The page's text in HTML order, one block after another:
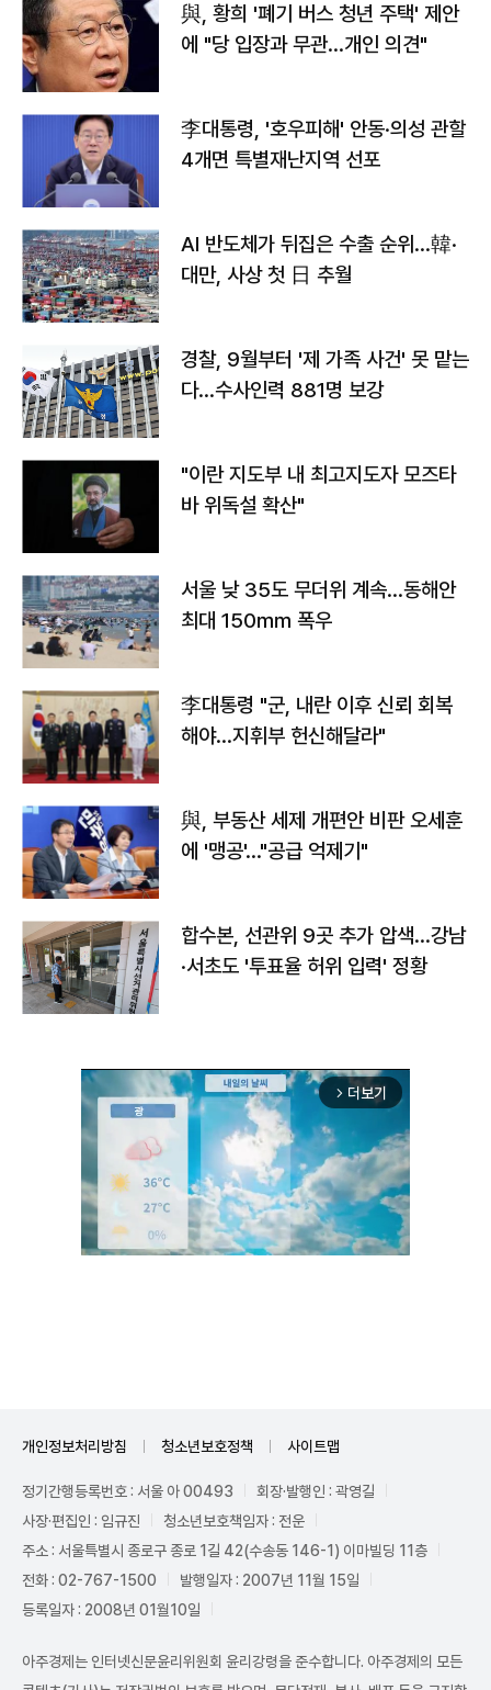
與, 황희 '폐기 버스 청년 주택' 제안
에 "당 입장과 무관…개인 의견"
李대통령, '호우피해' 안동·의성 관할
4개면 특별재난지역 선포
AI 반도체가 뒤집은 수출 순위…韓·
대만, 사상 첫 日 추월
경찰, 9월부터 '제 가족 사건' 못 맡는
다…수사인력 881명 보강
"이란 지도부 내 최고지도자 모즈타
바 위독설 확산"
서울 낮 35도 무더위 계속…동해안
최대 150㎜ 폭우
李대통령 "군, 내란 이후 신뢰 회복
해야…지휘부 헌신해달라"
與, 부동산 세제 개편안 비판 오세훈
에 '맹공'…"공급 억제기"
합수본, 선관위 9곳 추가 압색…강남
·서초도 '투표율 허위 입력' 정황
arrow_forward_ios 더보기
개인정보처리방침 청소년보호정책 사이트맵
정기간행등록번호 : 서울 아 00493
회장·발행인 : 곽영길
사장·편집인 : 임규진
청소년보호책임자 : 전운
주소 : 서울특별시 종로구 종로 1길 42(수송동 146-1) 이마빌딩 11층
전화 : 02-767-1500
발행일자 : 2007년 11월 15일
등록일자 : 2008년 01월10일
아주경제는 인터넷신문윤리위원회 윤리강령을 준수합니다. 아주경제의 모든